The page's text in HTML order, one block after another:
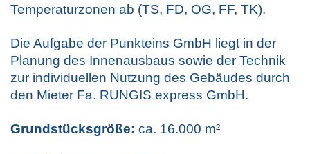
Temperaturzonen ab (TS, FD, OG, FF, TK).
Die Aufgabe der Punkteins GmbH liegt in der
Planung des Innenausbaus sowie der Technik
zur individuellen Nutzung des Gebäudes durch
den Mieter Fa. RUNGIS express GmbH.
Grundstücksgröße: ca. 16.000 m²